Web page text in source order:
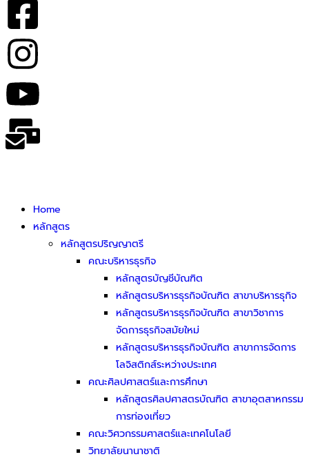
Home
หลักสูตร
หลักสูตรปริญญาตรี
คณะบริหารธุรกิจ
หลักสูตรบัญชีบัณฑิต
หลักสูตรบริหารธุรกิจบัณฑิต สาขาบริหารธุกิจ
หลักสูตรบริหารธุรกิจบัณฑิต สาขาวิชาการ
จัดการธุรกิจสมัยใหม่
หลักสูตรบริหารธุรกิจบัณฑิต สาขาการจัดการ
โลจิสติกส์ระหว่างประเทศ
คณะศิลปศาสตร์และการศึกษา
หลักสูตรศิลปศาสตรบัณฑิต สาขาอุตสาหกรรม
การท่องเที่ยว
คณะวิศวกรรมศาสตร์และเทคโนโลยี
วิทยาลัยนานาชาติ